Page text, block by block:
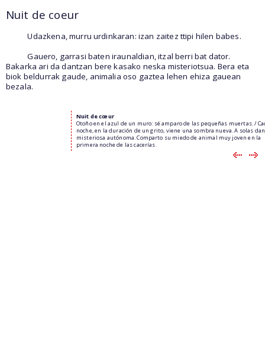
Nuit de coeur
Udazkena, murru urdinkaran: izan zaitez ttipi hilen babes.
Gauero, garrasi baten iraunaldian, itzal berri bat dator.
Bakarka ari da dantzan bere kasako neska misteriotsua. Bera eta
biok beldurrak gaude, animalia oso gaztea lehen ehiza gauean
bezala.
Nuit de cœur
Otoño en el azul de un muro: sé amparo de las pequeñas muertas. /
noche, en la duración de un grito, viene una sombra nueva. A solas
misteriosa autónoma. Comparto su miedo de animal muy joven en la
primera noche de las cacerías.